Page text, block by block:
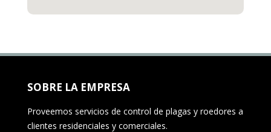
SOBRE LA EMPRESA
Proveemos servicios de control de plagas y roedores a
clientes residenciales y comerciales.